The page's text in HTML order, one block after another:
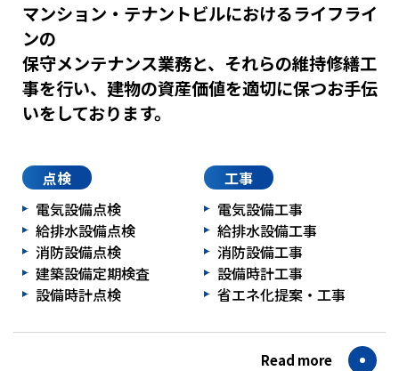
マンション・テナントビルにおけるライフライ
ンの
保守メンテナンス業務と、それらの維持修繕工
事を行い、建物の資産価値を適切に保つお手伝
いをしております。
点検
電気設備点検
給排水設備点検
消防設備点検
建築設備定期検査
設備時計点検
工事
電気設備工事
給排水設備工事
消防設備工事
設備時計工事
省エネ化提案・工事
Read more